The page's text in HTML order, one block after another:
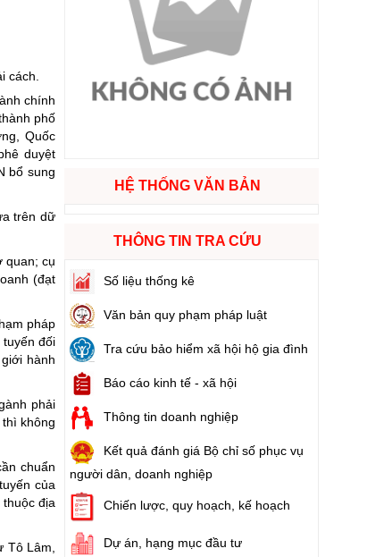
sống
XVI và đại biểu Hội đồng nhân dân các cấp nhiệm kỳ 2026 - 2031
Việt Nam
cách.
chính
phố
Quốc
duyệt
bổ sung
trên dữ
quan; cụ
(đạt
pháp
đối
hành
phải
không
chuẩn
của
địa
Tô Lâm,
HỆ THỐNG VĂN BẢN
THÔNG TIN TRA CỨU
Số liệu thống kê
Văn bản quy phạm pháp luật
Tra cứu bảo hiểm xã hội hộ gia đình
Báo cáo kinh tế - xã hội
Thông tin doanh nghiệp
Kết quả đánh giá Bộ chỉ số phục vụ
người dân, doanh nghiệp
Chiến lược, quy hoạch, kế hoạch
Dự án, hạng mục đầu tư